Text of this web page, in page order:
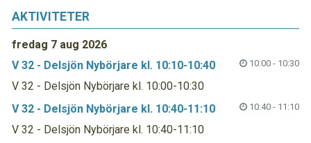
AKTIVITETER
fredag 7 aug 2026
V 32 - Delsjön Nybörjare kl. 10:10-10:40
10:00 - 10:30
V 32 - Delsjön Nybörjare kl. 10:00-10:30
V 32 - Delsjön Nybörjare kl. 10:40-11:10
10:40 - 11:10
V 32 - Delsjön Nybörjare kl. 10:40-11:10